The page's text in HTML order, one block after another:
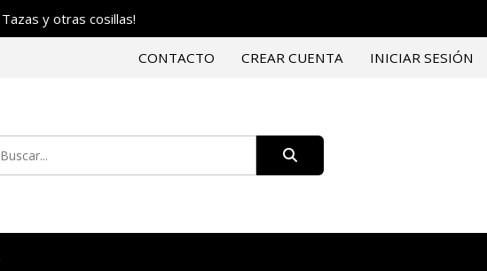
y otras cosillas!
CONTACTO CREAR CUENTA INICIAR SESIÓN